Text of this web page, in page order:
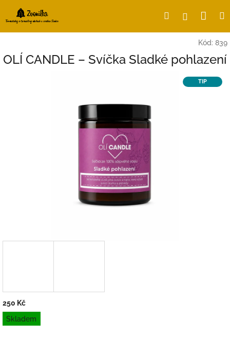
obsah
HledatPřihlášení
Kód: 839
OLÍ CANDLE – Svíčka Sladké pohlazení
TIP
250 Kč
Měrná
cena:
Skladem